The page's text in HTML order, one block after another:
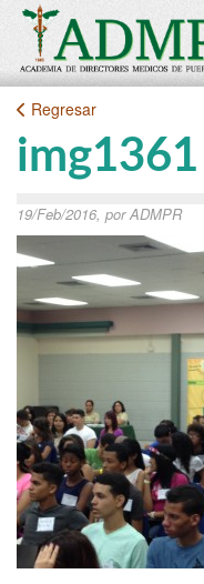
Regresar
img1361
19/Feb/2016, por ADMPR